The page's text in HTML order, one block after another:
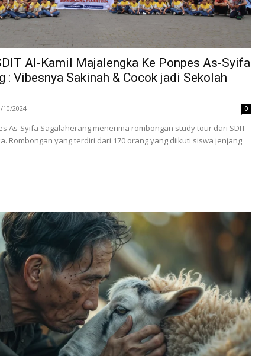
Al-Kamil Majalengka Ke Ponpes As-Syifa
: Vibesnya Sakinah & Cocok jadi Sekolah
10/2024 0
As-Syifa Sagalaherang menerima rombongan study tour dari SDIT
Rombongan yang terdiri dari 170 orang yang diikuti siswa jenjang